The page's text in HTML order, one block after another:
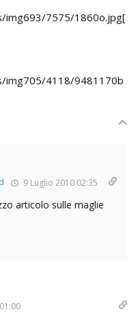
img693/7575/1860o.jpg[
img705/4118/9481170b
9 Luglio 2010 02:35
articolo sulle maglie